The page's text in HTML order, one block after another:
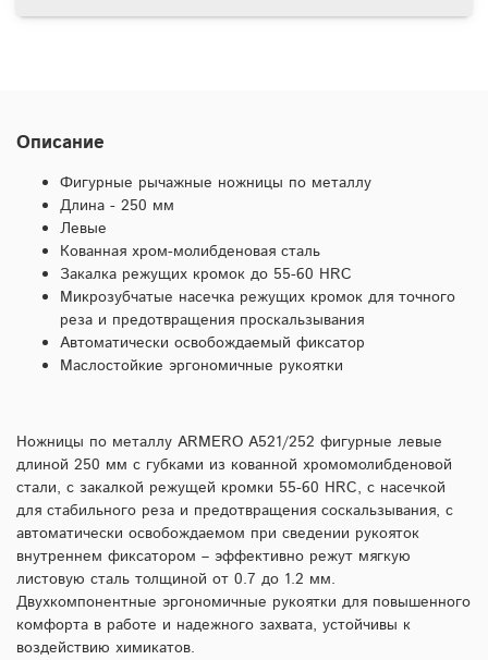
Описание
Фигурные рычажные ножницы по металлу
Длина - 250 мм
Левые
Кованная хром-молибденовая сталь
Закалка режущих кромок до 55-60 HRC
Микрозубчатые насечка режущих кромок для точного
реза и предотвращения проскальзывания
Автоматически освобождаемый фиксатор
Маслостойкие эргономичные рукоятки
Ножницы по металлу ARMERO A521/252 фигурные левые
длиной 250 мм с губками из кованной хромомолибденовой
стали, с закалкой режущей кромки 55-60 HRC, с насечкой
для стабильного реза и предотвращения соскальзывания, с
автоматически освобождаемом при сведении рукояток
внутреннем фиксатором – эффективно режут мягкую
листовую сталь толщиной от 0.7 до 1.2 мм.
Двухкомпонентные эргономичные рукоятки для повышенного
комфорта в работе и надежного захвата, устойчивы к
воздействию химикатов.